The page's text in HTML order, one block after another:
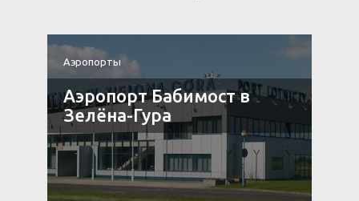
Аэропорты
Аэропорт Бабимост в
Зелёна-Гура